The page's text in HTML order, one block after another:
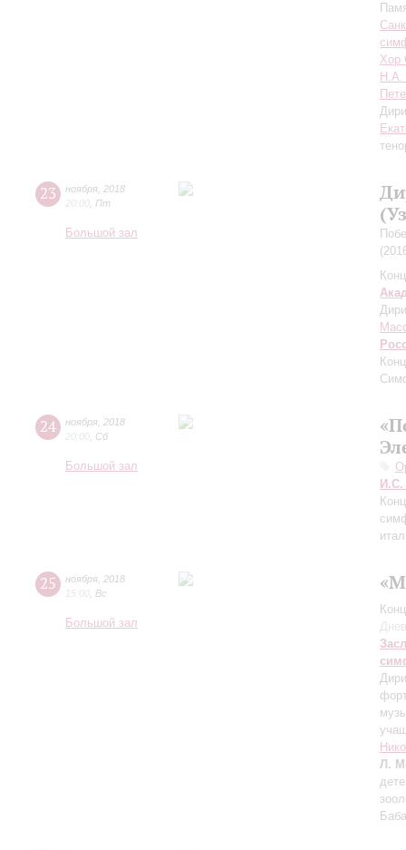
Хор
Н.А.
23 ноября 2018
20:00 Пт
Большой зал
24 ноября 2018
20:00 Сб
Большой зал
И.С.
25 ноября 2018
15:00 Вс
Большой зал
Л.